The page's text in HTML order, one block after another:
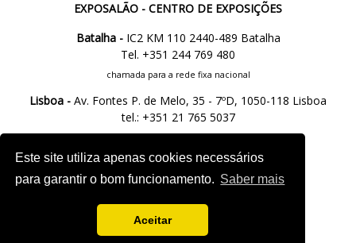
Este site utiliza apenas cookies necessários
para garantir o bom funcionamento. Saber mais
Aceitar
EXPOSALÃO - CENTRO DE EXPOSIÇÕES
Batalha -IC2 KM 110 2440-489 Batalha
Tel. +351 244 769 480
chamada para a rede fixa nacional
Lisboa - Av. Fontes P. de Melo, 35 - 7ºD, 1050-118 Lisboa
tel.: +351 21 765 5037
M.info@exposalao.pt
FOLLOW US